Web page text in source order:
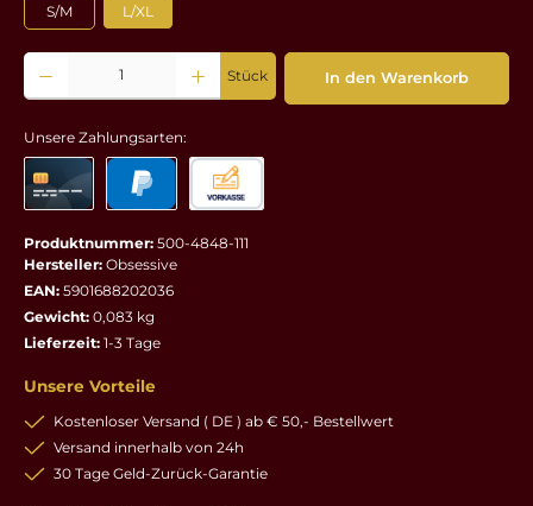
S/M L/XL
Produkt Anzahl: Gib den gewünschten Wert ein oder benutze die Schaltflächen um
Stück In den Warenkorb
Unsere Zahlungsarten:
Produktnummer: 500-4848-111
Hersteller: Obsessive
EAN: 5901688202036
Gewicht: 0,083 kg
Lieferzeit: 1-3 Tage
Unsere Vorteile
Kostenloser Versand ( DE ) ab € 50,- Bestellwert
Versand innerhalb von 24h
30 Tage Geld-Zurück-Garantie